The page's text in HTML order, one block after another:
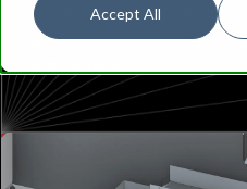
Accept All
Veuillez remplir le formulaire
des fichiers de conception